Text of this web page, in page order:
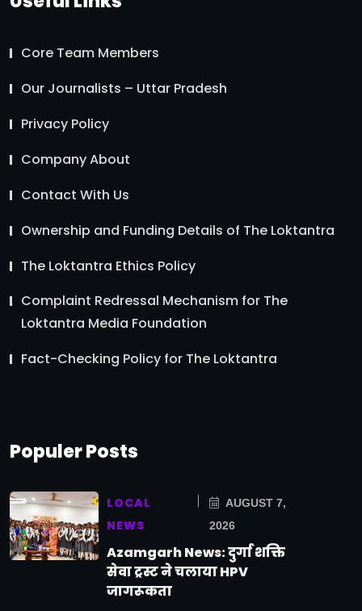
Core Team Members
Our Journalists – Uttar Pradesh
Privacy Policy
Company About
Contact With Us
Ownership and Funding Details of The Loktantra
The Loktantra Ethics Policy
Complaint Redressal Mechanism for The
Loktantra Media Foundation
Fact-Checking Policy for The Loktantra
Populer Posts
LOCAL
NEWS
AUGUST 7,
2026
Azamgarh News: दुर्गा शक्ति
सेवा ट्रस्ट ने चलाया HPV
जागरूकता